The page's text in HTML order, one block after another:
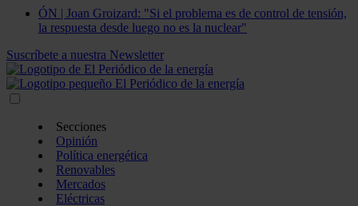
ÓN | Joan Groizard: "Si el problema es de control de tensión,
la respuesta desde luego no es la nuclear"
Suscríbete a nuestra Newsletter
Secciones
Opinión
Política energética
Renovables
Mercados
Eléctricas